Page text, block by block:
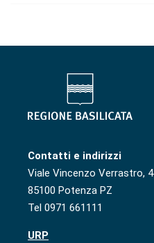
Contatti e indirizzi
Viale Vincenzo Verrastro, 4
85100 Potenza PZ
Tel 0971 661111
URP